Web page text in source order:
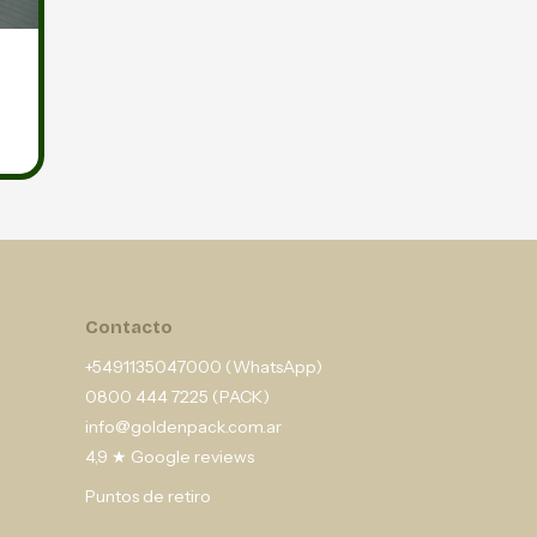
Contacto
+5491135047000 (WhatsApp)
0800 444 7225 (PACK)
info@goldenpack.com.ar
4,9 ★ Google reviews
Puntos de retiro